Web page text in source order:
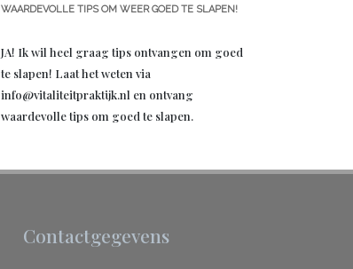
WAARDEVOLLE TIPS OM WEER GOED TE SLAPEN!
JA! Ik wil heel graag tips ontvangen om goed
te slapen! Laat het weten via
info@vitaliteitpraktijk.nl en ontvang
waardevolle tips om goed te slapen.
Contactgegevens